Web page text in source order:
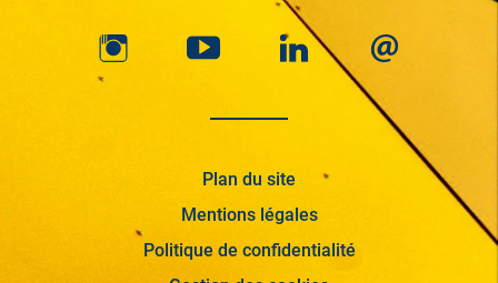
Plan du site
Mentions légales
Politique de confidentialité